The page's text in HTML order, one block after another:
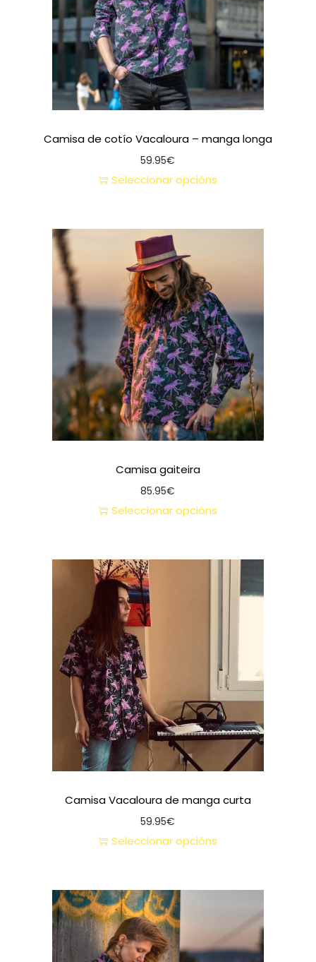
Camisa de cotío Vacaloura – manga longa
59.95€
Seleccionar opcións
Camisa gaiteira
85.95€
Seleccionar opcións
Camisa Vacaloura de manga curta
59.95€
Seleccionar opcións